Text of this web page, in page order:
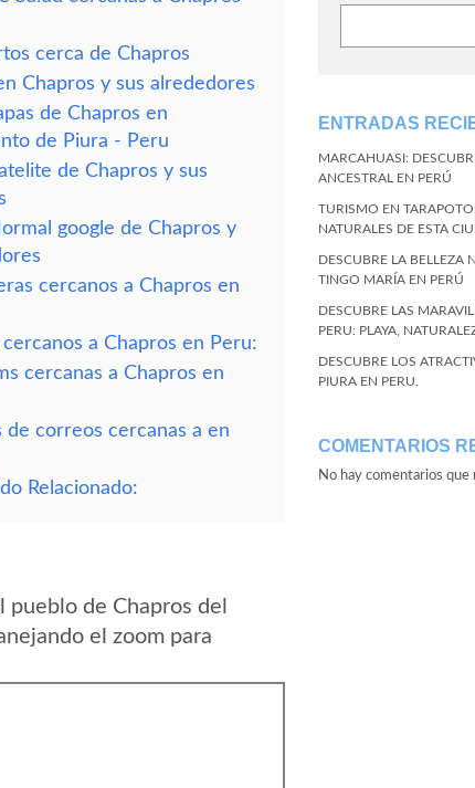
cerca de Chapros
Chapros y sus alrededores
de Chapros en
de Piura - Peru
de Chapros y sus
google de Chapros y
cercanos a Chapros en
cercanos a Chapros en Peru:
cercanas a Chapros en
de correos cercanas a en
Relacionado:
de Chapros del
el zoom para
ENTRADAS
MARCAHUASI:
ANCESTRAL EN PERÚ
TURISMO EN
NATURALES DE ESTA
DESCUBRE LA BELLEZA
TINGO MARÍA EN PERÚ
DESCUBRE LAS
PERU: PLAYA,
DESCUBRE LOS
PIURA EN PERU.
COMENTARIOS
No hay comentarios que